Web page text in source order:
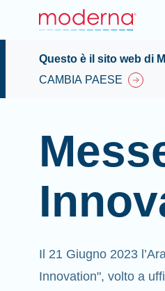
Questo è il sito web di
CAMBIA PAESE
Il 21 Giugno 2023
Innovation", volto a